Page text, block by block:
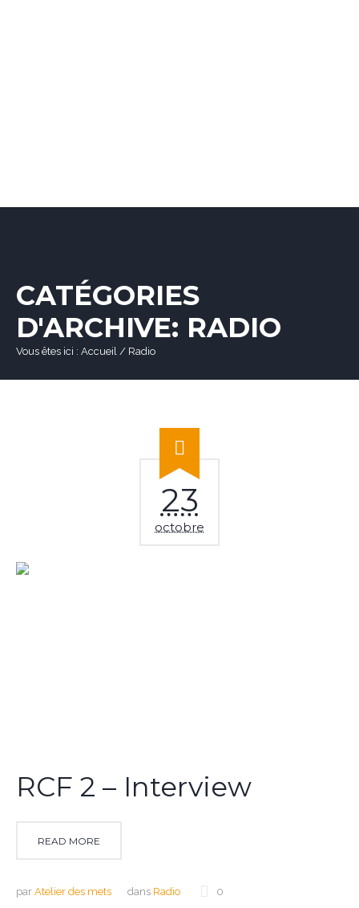
CATÉGORIES
D'ARCHIVE: RADIO
Vous êtes ici : Accueil / Radio
23
octobre
RCF 2 – Interview
READ MORE
par Atelier des mets dans Radio 0